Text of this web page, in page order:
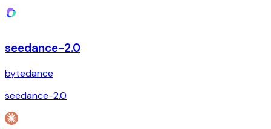
seedance-2.0
bytedance
seedance-2.0